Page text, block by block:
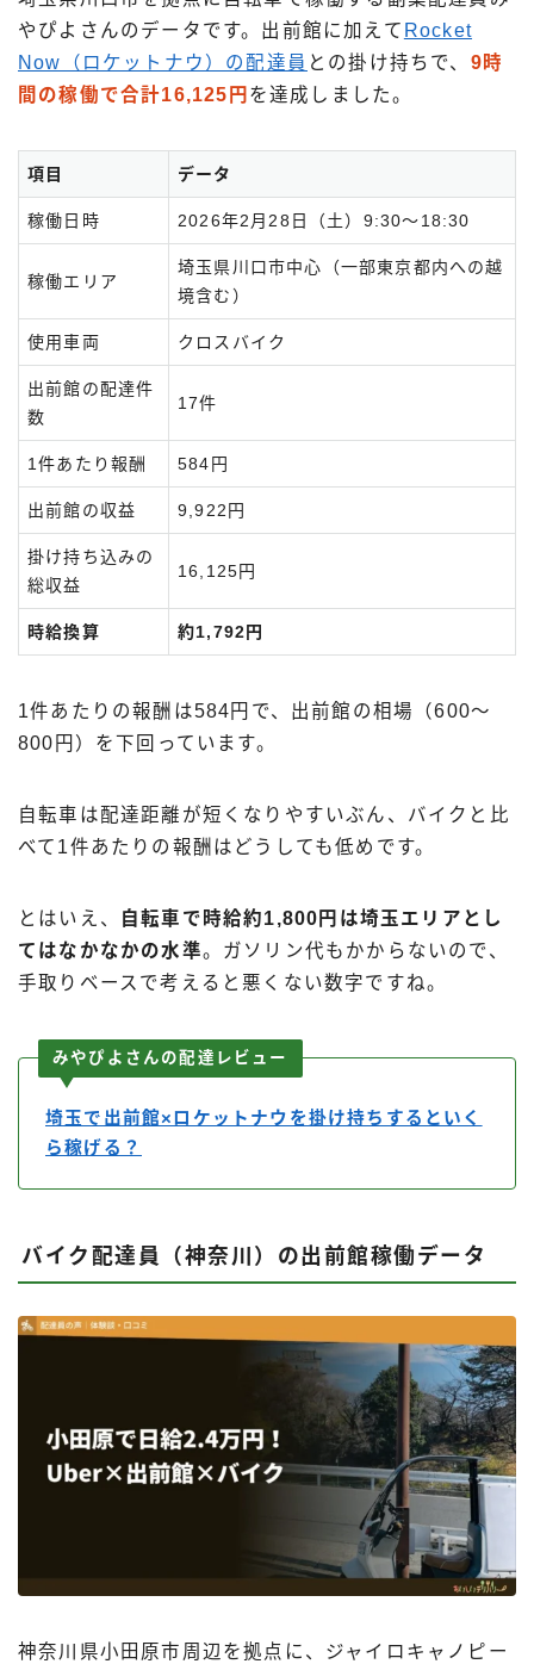
やぴよさんのデータです。出前館に加えて Rocket
Now（ロケットナウ）の配達員 との掛け持ちで、 9時
間の稼働で合計16,125円 を達成しました。
項目 データ
稼働日時 2026年2月28日（土）9:30〜18:30
稼働エリア
埼玉県川口市中心（一部東京都内への越
境含む）
使用車両 クロスバイク
出前館の配達件
数
17件
1件あたり報酬 584円
出前館の収益 9,922円
掛け持ち込みの
総収益
16,125円
時給換算 約1,792円
1件あたりの報酬は584円で、出前館の相場（600〜
800円）を下回っています。
自転車は配達距離が短くなりやすいぶん、バイクと比
べて1件あたりの報酬はどうしても低めです。
とはいえ、
自転車で時給約1,800円は埼玉エリアとし
てはなかなかの水準。ガソリン代もかからないので、
手取りベースで考えると悪くない数字ですね。
みやぴよさんの配達レビュー
埼玉で出前館×ロケットナウを掛け持ちするといく
ら稼げる？
バイク配達員（神奈川）の出前館稼働データ
神奈川県小田原市周辺を拠点に、ジャイロキャノピー